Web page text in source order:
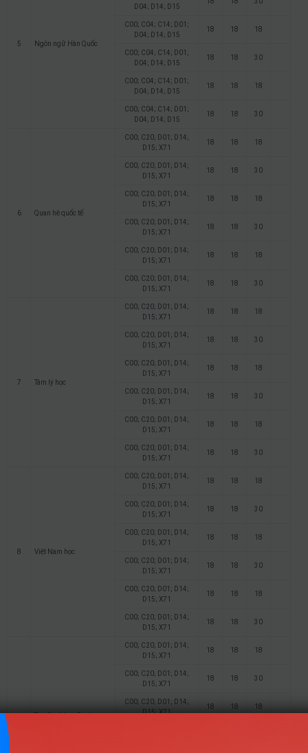
5 Ngôn ngữ Hàn Quốc
D04; D14; D15
C00; C04; C14; D01;
D04; D14; D15
18 18 18
C00; C04; C14; D01;
D04; D14; D15
18 18 30
C00; C04; C14; D01;
D04; D14; D15
18 18 18
C00; C04; C14; D01;
D04; D14; D15
18 18 30
6 Quan hệ quốc tế
C00; C20; D01; D14;
D15; X71
18 18 18
C00; C20; D01; D14;
D15; X71
18 18 30
C00; C20; D01; D14;
D15; X71
18 18 18
C00; C20; D01; D14;
D15; X71
18 18 30
C00; C20; D01; D14;
D15; X71
18 18 18
C00; C20; D01; D14;
D15; X71
18 18 30
7 Tâm lý học
C00; C20; D01; D14;
D15; X71
18 18 18
C00; C20; D01; D14;
D15; X71
18 18 30
C00; C20; D01; D14;
D15; X71
18 18 18
C00; C20; D01; D14;
D15; X71
18 18 30
C00; C20; D01; D14;
D15; X71
18 18 18
C00; C20; D01; D14;
D15; X71
18 18 30
8 Việt Nam học
C00; C20; D01; D14;
D15; X71
18 18 18
C00; C20; D01; D14;
D15; X71
18 18 30
C00; C20; D01; D14;
D15; X71
18 18 18
C00; C20; D01; D14;
D15; X71
18 18 30
C00; C20; D01; D14;
D15; X71
18 18 18
C00; C20; D01; D14;
D15; X71
18 18 30
Truyền thông đa phương
C00; C20; D01; D14;
D15; X71
18 18 18
C00; C20; D01; D14;
D15; X71
18 18 30
C00; C20; D01; D14;
D15; X71
18 18 18